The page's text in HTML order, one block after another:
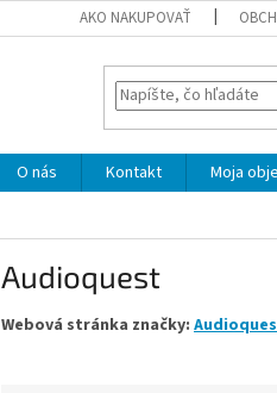
AKO NAKUPOVAŤ
O nás Kontakt
Moja
Audioquest
Webová stránka značky: